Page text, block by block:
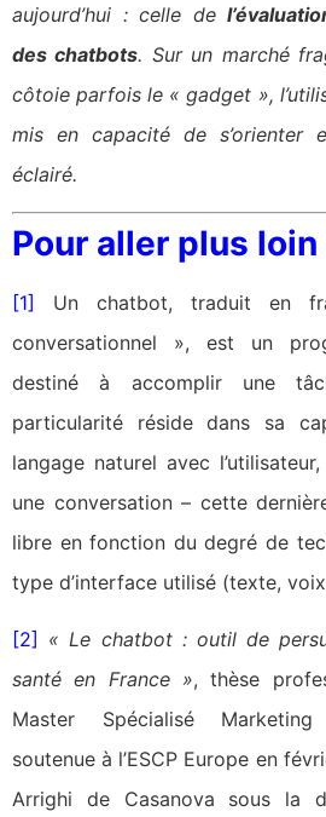
aujourd’hui : celle de
des chatbots. Sur un marché
côtoie parfois le « gadget »,
mis en capacité de s’orienter
éclairé.
Pour aller plus loin
[1]
Un chatbot, traduit en
conversationnel », est un
destiné à accomplir une
particularité réside dans sa
langage naturel avec
une conversation – cette
libre en fonction du degré de
type d’interface utilisé (texte,
[2] « Le chatbot : outil de
santé en France », thèse
Master Spécialisé
soutenue à l’ESCP Europe en
Arrighi de Casanova sous la